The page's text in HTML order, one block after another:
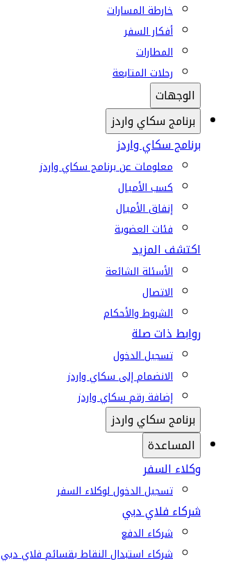
خارطة المسارات
أفكار السفر
المطارات
رحلات المتابعة
الوجهات
برنامج سكاي واردز
برنامج سكاي واردز
معلومات عن برنامج سكاي واردز
كسب الأميال
إنفاق الأميال
فئات العضوية
اكتشف المزيد
الأسئلة الشائعة
الاتصال
الشروط والأحكام
روابط ذات صلة
تسجيل الدخول
الانضمام إلى سكاي واردز
إضافة رقم سكاي واردز
برنامج سكاي واردز
المساعدة
وكلاء السفر
تسجيل الدخول لوكلاء السفر
شركاء فلاي دبي
شركاء الدفع
شركاء استبدال النقاط بقسائم فلاي دبي